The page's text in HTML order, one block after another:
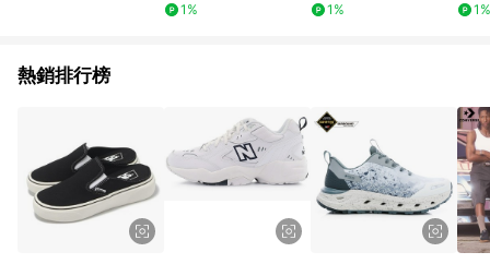
1%
1%
1%
熱銷排行榜